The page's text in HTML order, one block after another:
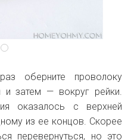
оберните проволоку
и затем — вокруг рейки.
оказалось с верхней
из ее концов. Скорее
перевернуться, но это